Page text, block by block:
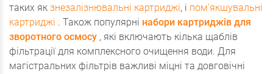
таких як знезалізнювальні картриджі, і пом'якшувальні
картриджі . Також популярні набори картриджів для
зворотного осмосу , які включають кілька щаблів
фільтрації для комплексного очищення води. Для
магістральних фільтрів важливі міцні та довговічні